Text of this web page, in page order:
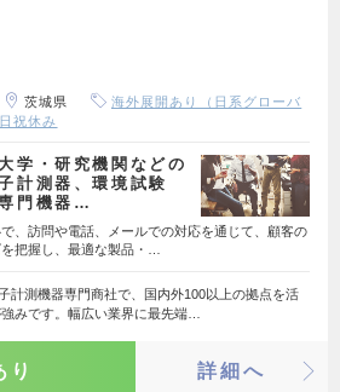
茨城県
海外展開あり（日系グローバ
祝休み
学・研究機関などの
計測器、環境試験
門機器…
、訪問や電話、メールでの対応を通じて、顧客の
把握し、最適な製品・…
計測機器専門商社で、国内外100以上の拠点を活
みです。幅広い業界に最先端…
り 詳細へ